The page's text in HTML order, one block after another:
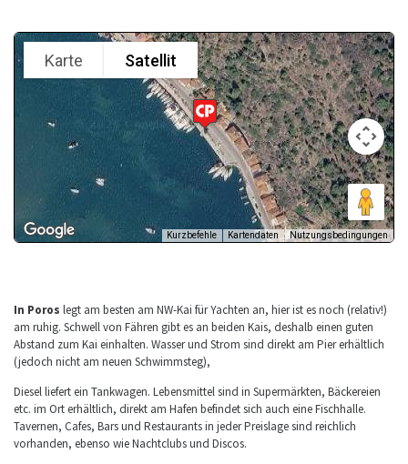
In Poros legt am besten am NW-Kai für Yachten an, hier ist es noch (relativ!)
am ruhig. Schwell von Fähren gibt es an beiden Kais, deshalb einen guten
Abstand zum Kai einhalten. Wasser und Strom sind direkt am Pier erhältlich
(jedoch nicht am neuen Schwimmsteg),
Diesel liefert ein Tankwagen. Lebensmittel sind in Supermärkten, Bäckereien
etc. im Ort erhältlich, direkt am Hafen befindet sich auch eine Fischhalle.
Tavernen, Cafes, Bars und Restaurants in jeder Preislage sind reichlich
vorhanden, ebenso wie Nachtclubs und Discos.